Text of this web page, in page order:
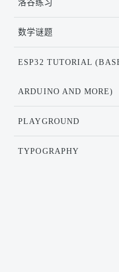
洛谷练习
数学谜题
ESP32 TUTORIAL
ARDUINO AND MORE)
PLAYGROUND
TYPOGRAPHY